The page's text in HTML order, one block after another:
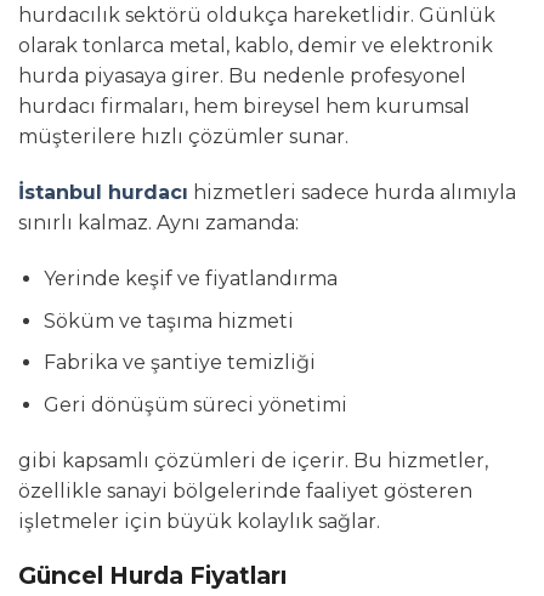
hurdacılık sektörü oldukça hareketlidir. Günlük
olarak tonlarca metal, kablo, demir ve elektronik
hurda piyasaya girer. Bu nedenle profesyonel
hurdacı firmaları, hem bireysel hem kurumsal
müşterilere hızlı çözümler sunar.
İstanbul hurdacı hizmetleri sadece hurda alımıyla
sınırlı kalmaz. Aynı zamanda:
Yerinde keşif ve fiyatlandırma
Söküm ve taşıma hizmeti
Fabrika ve şantiye temizliği
Geri dönüşüm süreci yönetimi
gibi kapsamlı çözümleri de içerir. Bu hizmetler,
özellikle sanayi bölgelerinde faaliyet gösteren
işletmeler için büyük kolaylık sağlar.
Güncel Hurda Fiyatları